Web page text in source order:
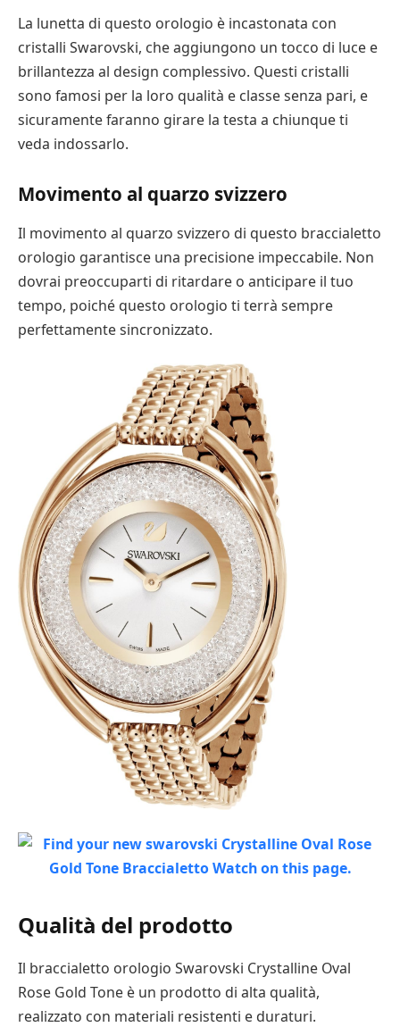
La lunetta di questo orologio è incastonata con
cristalli Swarovski, che aggiungono un tocco di luce e
brillantezza al design complessivo. Questi cristalli
sono famosi per la loro qualità e classe senza pari, e
sicuramente faranno girare la testa a chiunque ti
veda indossarlo.
Movimento al quarzo svizzero
Il movimento al quarzo svizzero di questo braccialetto
orologio garantisce una precisione impeccabile. Non
dovrai preoccuparti di ritardare o anticipare il tuo
tempo, poiché questo orologio ti terrà sempre
perfettamente sincronizzato.
Qualità del prodotto
Il braccialetto orologio Swarovski Crystalline Oval
Rose Gold Tone è un prodotto di alta qualità,
realizzato con materiali resistenti e duraturi.